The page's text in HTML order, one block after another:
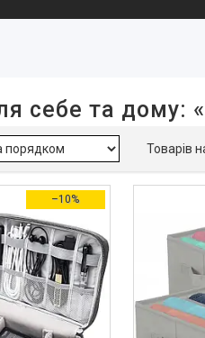
80
себе та дому:
–10%